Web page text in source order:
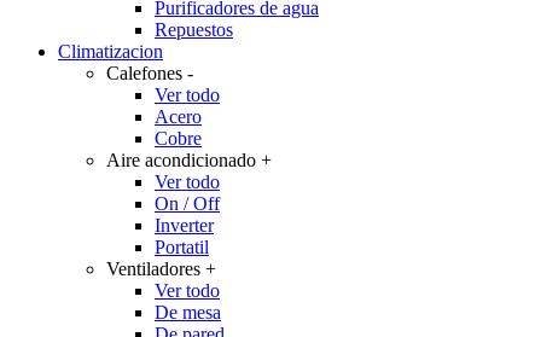
Purificadores de agua
Repuestos
Climatizacion
Calefones -
Ver todo
Acero
Cobre
Aire acondicionado +
Ver todo
On / Off
Inverter
Portatil
Ventiladores +
Ver todo
De mesa